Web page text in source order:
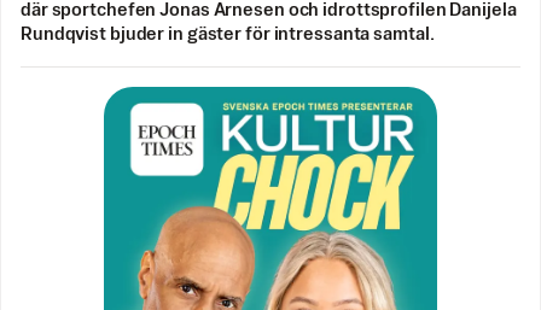
där sportchefen Jonas Arnesen och idrottsprofilen Danijela
Rundqvist bjuder in gäster för intressanta samtal.